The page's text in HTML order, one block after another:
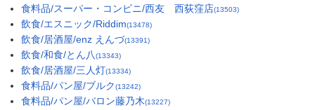
食料品/スーパー・コンビニ/西友 西荻窪店(13503)
飲食/エスニック/Riddim(13478)
飲食/居酒屋/enz えんづ(13391)
飲食/和食/とん八(13343)
飲食/居酒屋/三人灯(13334)
食料品/パン屋/ブルク(13242)
食料品/パン屋/バロン藤乃木(13227)